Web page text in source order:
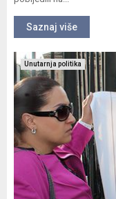
Saznaj više
Unutarnja politika